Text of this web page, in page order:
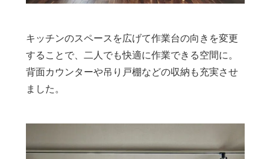
キッチンのスペースを広げて作業台の向きを変更
することで、二人でも快適に作業できる空間に。
背面カウンターや吊り戸棚などの収納も充実させ
ました。